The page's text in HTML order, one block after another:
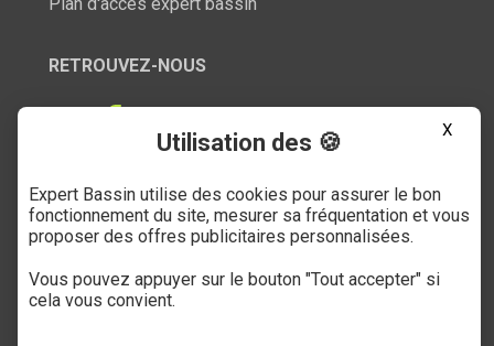
RETROUVEZ-NOUS
SERVICE CLIENT
03 27 89 21 52
Du mardi au samedi
X
Utilisation des 🍪
Expert Bassin utilise des cookies pour assurer le bon
fonctionnement du site, mesurer sa fréquentation et vous
proposer des offres publicitaires personnalisées.
Vous pouvez appuyer sur le bouton "Tout accepter" si
cela vous convient.